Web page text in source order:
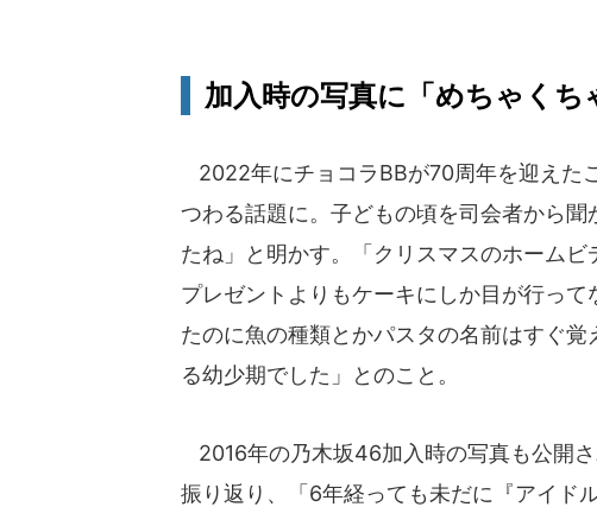
加入時の写真に「めちゃくち
2022年にチョコラBBが70周年を迎えた
つわる話題に。子どもの頃を司会者から
たね」と明かす。「クリスマスのホーム
プレゼントよりもケーキにしか目が行っ
たのに魚の種類とかパスタの名前はすぐ
る幼少期でした」とのこと。
2016年の乃木坂46加入時の写真も公開
振り返り、「6年経っても未だに『アイド